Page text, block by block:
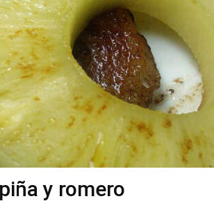
y romero